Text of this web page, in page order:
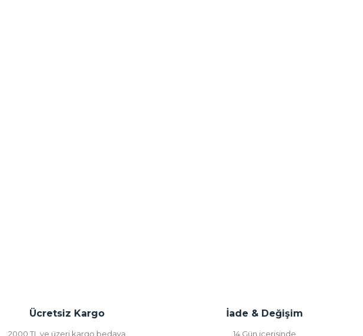
Ücretsiz Kargo
2000 TL ve üzeri kargo bedava
İade & Değişim
14 Gün içerisinde